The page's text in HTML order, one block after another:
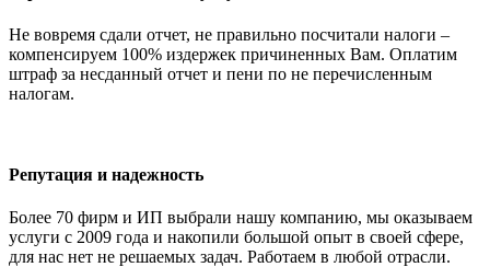
Не вовремя сдали отчет, не правильно посчитали налоги –
компенсируем 100% издержек причиненных Вам. Оплатим
штраф за несданный отчет и пени по не перечисленным
налогам.
Репутация и надежность
Более 70 фирм и ИП выбрали нашу компанию, мы оказываем
услуги с 2009 года и накопили большой опыт в своей сфере,
для нас нет не решаемых задач. Работаем в любой отрасли.